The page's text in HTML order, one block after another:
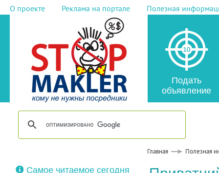
О проекте Реклама на портале Полезная
Подать
объявление
Главная Полезная
Самое читаемое сегодня